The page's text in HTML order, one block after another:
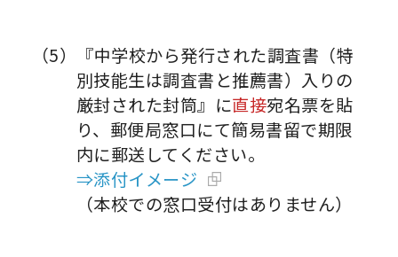
（5）『中学校から発行された調査書（特
別技能生は調査書と推薦書）入りの
厳封された封筒』に直接宛名票を貼
り、郵便局窓口にて簡易書留で期限
内に郵送してください。
⇒添付イメージ
（本校での窓口受付はありません）